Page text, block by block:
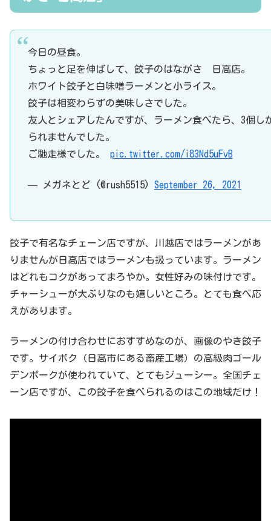
今日の昼食。
ちょっと足を伸ばして、餃子のはながさ 日高店。
ホワイト餃子と白味噌ラーメンと小ライス。
餃子は相変わらずの美味しさでした。
友人とシェアしたんですが、ラーメン食べたら、3個し
られませんでした。
ご馳走様でした。 pic.twitter.com/i83Nd5uFvB
— メガネとど (@rush5515) September 26, 2021
餃子で有名なチェーン店ですが、川越店ではラーメンがあ
りませんが日高店ではラーメンも扱っています。ラーメン
はどれもコクがあってまろやか。女性好みの味付けです。
チャーシューが大ぶりなのも嬉しいところ。とても食べ応
えがあります。
ラーメンの付け合わせにおすすめなのが、画像のやき餃子
です。サイボク（日高市にある畜産工場）の高級肉ゴール
デンポークが使われていて、とてもジューシー。全国チェ
ーン店ですが、この餃子を食べられるのはこの地域だけ！